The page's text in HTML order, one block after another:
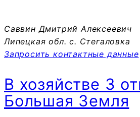
Саввин Дмитрий Алексеевич
Липецкая обл. с. Стегаловка
Запросить контактные данные
В хозяйстве 3
Большая Земля